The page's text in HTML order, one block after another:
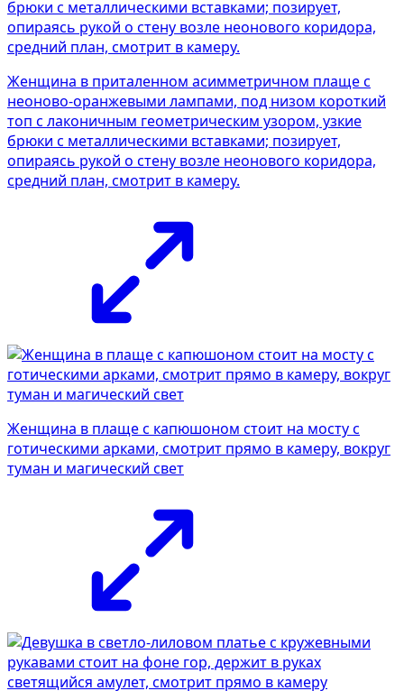
Женщина в приталенном асимметричном плаще с
неоново-оранжевыми лампами, под низом короткий
топ с лаконичным геометрическим узором, узкие
брюки с металлическими вставками; позирует,
опираясь рукой о стену возле неонового коридора,
средний план, смотрит в камеру.
Женщина в плаще с капюшоном стоит на мосту с
готическими арками, смотрит прямо в камеру, вокруг
туман и магический свет